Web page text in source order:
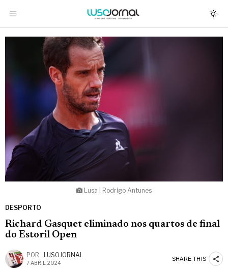
Lusa | Rodrigo Antunes
DESPORTO
Richard Gasquet eliminado nos quartos de final
do Estoril Open
POR _LUSOJORNAL
7 ABRIL, 2024
SHARE THIS